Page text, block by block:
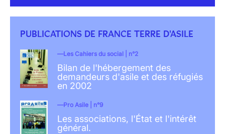
PUBLICATIONS DE FRANCE TERRE D'ASILE
Les Cahiers du social | n°2
Bilan de l'hébergement des
demandeurs d'asile et des réfugiés
en 2002
Pro Asile | n°9
Les associations, l'État et l'intérêt
général.